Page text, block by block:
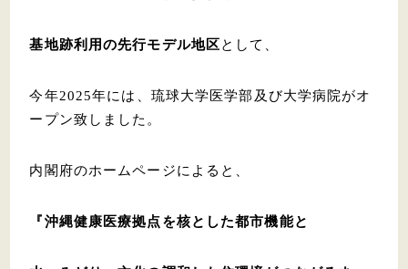
基地跡利用の先行モデル地区として、
今年2025年には、琉球大学医学部及び大学病院がオ
ープン致しました。
内閣府のホームページによると、
『沖縄健康医療拠点を核とした都市機能と